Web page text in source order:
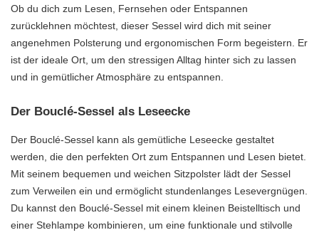
Ob du dich zum Lesen, Fernsehen oder Entspannen
zurücklehnen möchtest, dieser Sessel wird dich mit seiner
angenehmen Polsterung und ergonomischen Form begeistern. Er
ist der ideale Ort, um den stressigen Alltag hinter sich zu lassen
und in gemütlicher Atmosphäre zu entspannen.
Der Bouclé-Sessel als Leseecke
Der Bouclé-Sessel kann als gemütliche Leseecke gestaltet
werden, die den perfekten Ort zum Entspannen und Lesen bietet.
Mit seinem bequemen und weichen Sitzpolster lädt der Sessel
zum Verweilen ein und ermöglicht stundenlanges Lesevergnügen.
Du kannst den Bouclé-Sessel mit einem kleinen Beistelltisch und
einer Stehlampe kombinieren, um eine funktionale und stilvolle